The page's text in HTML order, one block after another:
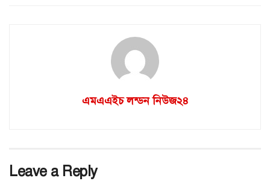
এমএএইচ লন্ডন নিউজ২৪
Leave a Reply